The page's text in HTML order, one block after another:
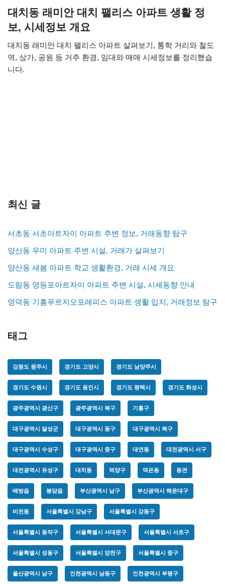
대치동 래미안 대치 팰리스 아파트 생활 정
보, 시세정보 개요
대치동 래미안 대치 팰리스 아파트 살펴보기, 통학 거리와 철도
역, 상가, 공원 등 거주 환경, 임대와 매매 시세정보를 정리했습
니다.
최신 글
서초동 서초아트자이 아파트 주변 정보, 거래동향 탐구
양산동 우미 아파트 주변 시설, 거래가 살펴보기
양산동 새봄 아파트 학교 생활환경, 거래 시세 개요
도림동 영등포아트자이 아파트 주변 시설, 시세동향 안내
영덕동 기흥푸르지오포레피스 아파트 생활 입지, 거래정보 탐구
태그
강원도 원주시 경기도 고양시 경기도 남양주시
경기도 수원시 경기도 용인시 경기도 평택시 경기도 화성시
광주광역시 광산구 광주광역시 북구 기흥구
대구광역시 달성군 대구광역시 동구 대구광역시 북구
대구광역시 수성구 대구광역시 중구 대연동 대전광역시 서구
대전광역시 유성구 대치동 덕양구 덕은동 동면
배방읍 봉담읍 부산광역시 남구 부산광역시 해운대구
비전동 서울특별시 강남구 서울특별시 강동구
서울특별시 동작구 서울특별시 서대문구 서울특별시 서초구
서울특별시 성동구 서울특별시 양천구 서울특별시 중구
울산광역시 남구 인천광역시 남동구 인천광역시 부평구